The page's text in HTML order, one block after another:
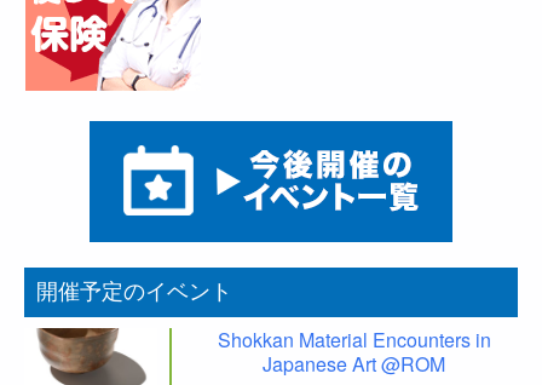
開催予定のイベント
Shokkan Material Encounters in
Japanese Art @ROM